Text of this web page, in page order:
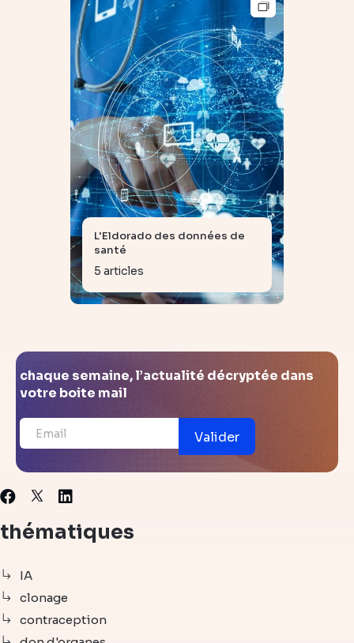
L'Eldorado des données de
santé
5 articles
chaque semaine, l’actualité décryptée dans
votre boite mail
Valider
Facebook
X Linkedin
thématiques
IA
clonage
contraception